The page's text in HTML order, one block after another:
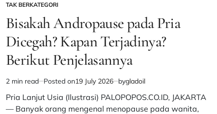
Model
Prediksi
Bencana
Berbasis
Data
Spasial,
Perkuat
Mitigasi
Banjir
di
Lutra
POSTED
IN
TAK BERKATEGORI
Bisakah Andropause pada Pria
Dicegah? Kapan Terjadinya?
Berikut Penjelasannya
Estimated
read
time
2 min read Posted on19 July 2026 bygladoil
Pria Lanjut Usia (Ilustrasi) PALOPOPOS.CO.ID, JAKARTA
— Banyak orang mengenal menopause pada wanita,